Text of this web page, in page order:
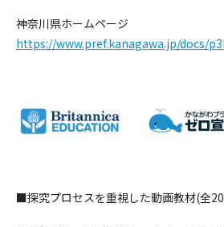
神奈川県ホームページ
https://www.pref.kanagawa.jp/docs/
■探究プロセスを重視した動画教材(全